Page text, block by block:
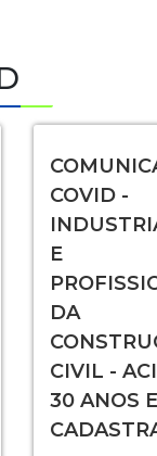
COVID -
E
DA
CIVIL -
30 ANOS E